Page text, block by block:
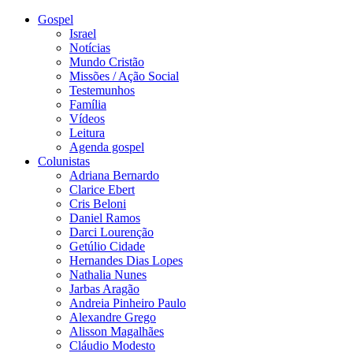
Gospel
Israel
Notícias
Mundo Cristão
Missões / Ação Social
Testemunhos
Família
Vídeos
Leitura
Agenda gospel
Colunistas
Adriana Bernardo
Clarice Ebert
Cris Beloni
Daniel Ramos
Darci Lourenção
Getúlio Cidade
Hernandes Dias Lopes
Nathalia Nunes
Jarbas Aragão
Andreia Pinheiro Paulo
Alexandre Grego
Alisson Magalhães
Cláudio Modesto